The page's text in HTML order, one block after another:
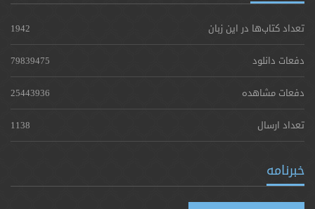
تعداد کتاب‌ها در این زبان
1942
دفعات دانلود
79839475
دفعات مشاهده
25443936
تعداد ارسال
1138
خبرنامه